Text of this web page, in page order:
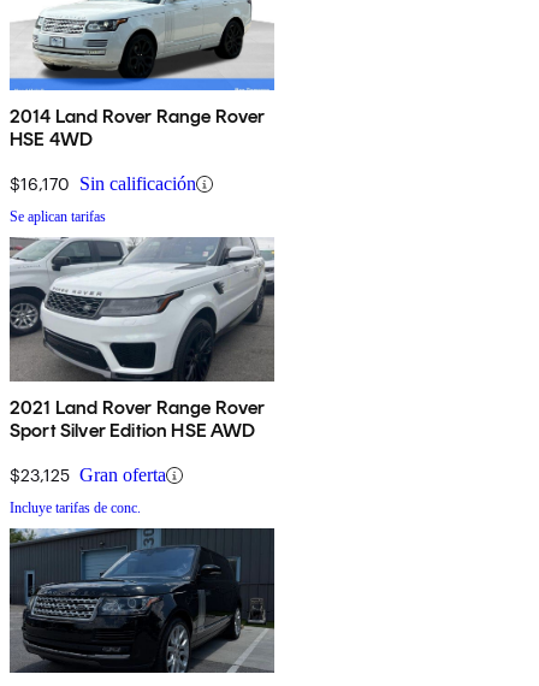
2014 Land Rover Range Rover
HSE 4WD
$16,170 Sin calificación
Se aplican tarifas
2021 Land Rover Range Rover
Sport Silver Edition HSE AWD
$23,125 Gran oferta
Incluye tarifas de conc.